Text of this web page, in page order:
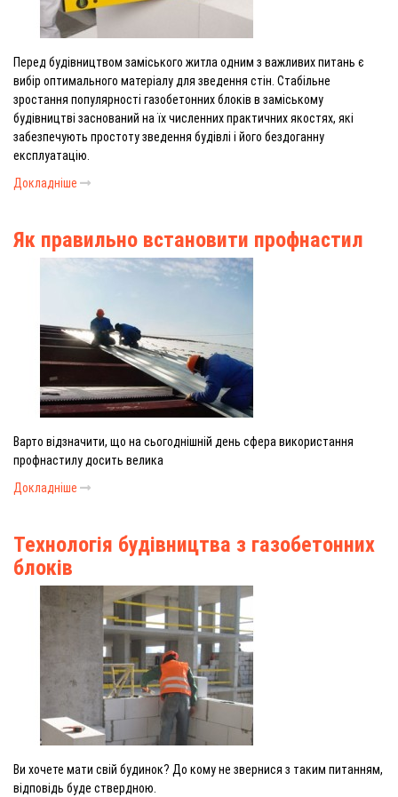
Перед будівництвом заміського житла одним з важливих питань є
вибір оптимального матеріалу для зведення стін. Стабільне
зростання популярності газобетонних блоків в заміському
будівництві заснований на їх численних практичних якостях, які
забезпечують простоту зведення будівлі і його бездоганну
експлуатацію.
Докладніше
Як правильно встановити профнастил
Варто відзначити, що на сьогоднішній день сфера використання
профнастилу досить велика
Докладніше
Технологія будівництва з газобетонних
блоків
Ви хочете мати свій будинок? До кому не звернися з таким питанням,
відповідь буде ствердною.